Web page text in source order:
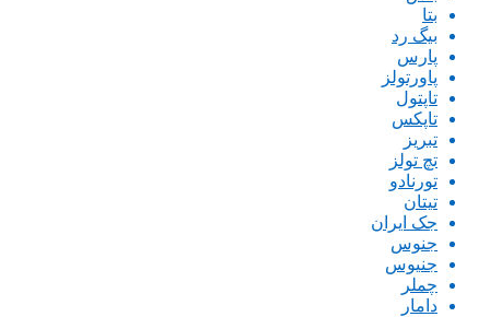
بتا
بیگ رد
پارس
پاورتولز
تاپتول
تاپکس
تبریز
تچ تولز
تورنادو
تیتان
جک ایران
جنوس
جنیوس
چملر
دامار